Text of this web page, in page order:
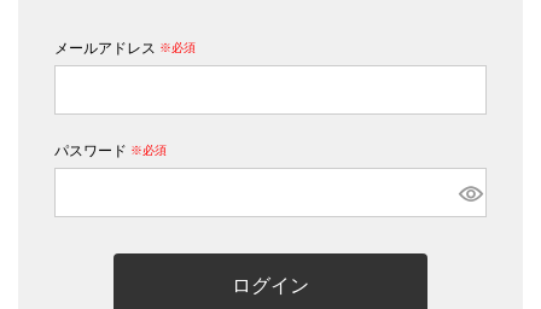
メールアドレス
(必須)
パスワード
(必須)
ログイン